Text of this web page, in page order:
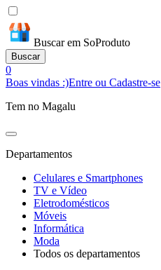
Buscar em SoProduto
Buscar
0
Boas vindas :)Entre ou Cadastre-se
Tem no Magalu
Departamentos
Celulares e Smartphones
TV e Vídeo
Eletrodomésticos
Móveis
Informática
Moda
Todos os departamentos